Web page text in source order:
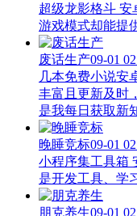
超级龙影格斗 安
游戏模式却能提
废话生产09-01
几本免费小说安
丰富且更新及时
是我每日获取新
晚睡竞标09-01
小程序集工具箱
是开发工具、学
朋克养生09-01